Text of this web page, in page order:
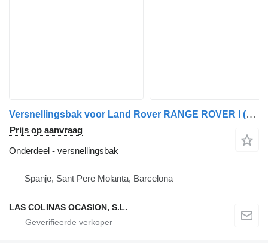
Versnellingsbak voor Land Rover RANGE ROVER I (AE, AN, HAA, HAB, HAM, HBM, RE, RN) vrachtwagen
Prijs op aanvraag
Onderdeel - versnellingsbak
Spanje, Sant Pere Molanta, Barcelona
LAS COLINAS OCASION, S.L.